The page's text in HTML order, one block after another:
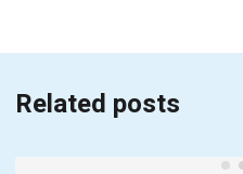
Related posts